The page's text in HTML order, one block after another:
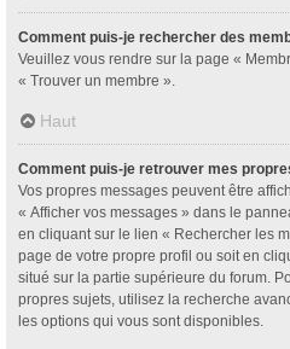
Comment puis-je rechercher des
Veuillez vous rendre sur la page «
« Trouver un membre ».
Haut
Comment puis-je retrouver mes
Vos propres messages peuvent être
« Afficher vos messages » dans le
en cliquant sur le lien « Rechercher les
page de votre propre profil ou soit en
situé sur la partie supérieure du forum.
propres sujets, utilisez la recherche
les options qui vous sont disponibles.